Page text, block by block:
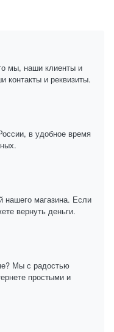
мы, наши клиенты и
контакты и реквизиты.
в удобное время
нашего магазина. Если
вернуть деньги.
Мы с радостью
простыми и